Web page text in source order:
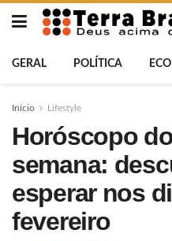
GERAL POLÍTICA
Início Lifestyle
Horóscopo
semana:
esperar nos
fevereiro